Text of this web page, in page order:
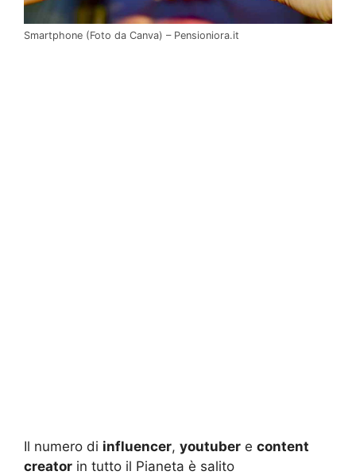
Smartphone (Foto da Canva) – Pensioniora.it
Il numero di influencer, youtuber e content
creator in tutto il Pianeta è salito